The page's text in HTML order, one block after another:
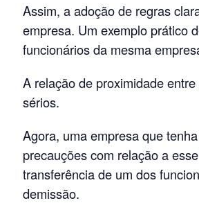
Assim, a adoção de regras
empresa. Um exemplo prático
funcionários da mesma
A relação de proximidade
sérios.
Agora, uma empresa que
precauções com relação a
transferência de um dos
demissão.